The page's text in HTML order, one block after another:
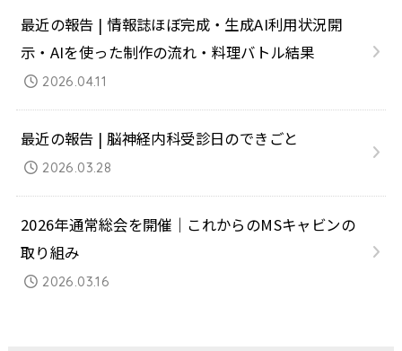
最近の報告 | 情報誌ほぼ完成・生成AI利用状況開
示・AIを使った制作の流れ・料理バトル結果
2026.04.11
最近の報告 | 脳神経内科受診日のできごと
2026.03.28
2026年通常総会を開催｜これからのMSキャビンの
取り組み
2026.03.16